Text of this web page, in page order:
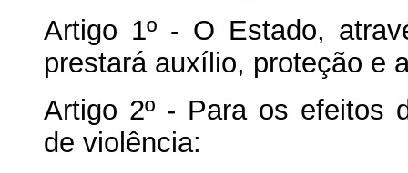
Artigo 1º - O Estado,
prestará auxílio, proteção e
Artigo 2º - Para os efeitos
de violência: